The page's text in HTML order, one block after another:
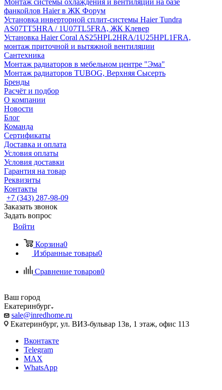
Монтаж системы охлаждения и вентиляции на базе
фанкойлов Haier в ЖК Форум
Установка инверторной сплит-системы Haier Tundra
AS07TT5HRA / 1U07TL5FRA, ЖК Клевер
Установка Haier Coral AS25HPL2HRA/1U25HPL1FRA,
монтаж приточной и вытяжной вентиляции
Сантехника
Монтаж радиаторов в мебельном центре "Эма"
Монтаж радиаторов TUBOG, Верхняя Сысерть
Бренды
Расчёт и подбор
О компании
Новости
Блог
Команда
Сертификаты
Доставка и оплата
Условия оплаты
Условия доставки
Гарантия на товар
Реквизиты
Контакты
+7 (343) 287-98-09
Заказать звонок
Задать вопрос
Войти
Корзина0
Избранные товары0
Сравнение товаров0
Ваш город
Екатеринбург
sale@inredhome.ru
Екатеринбург, ул. ВИЗ-бульвар 13в, 1 этаж, офис 113
Вконтакте
Telegram
MAX
WhatsApp